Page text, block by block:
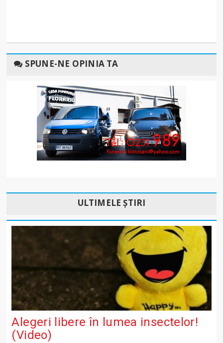
SPUNE-NE OPINIA TA
ULTIMELE ȘTIRI
Alegeri libere în lumea insectelor!
(Video)